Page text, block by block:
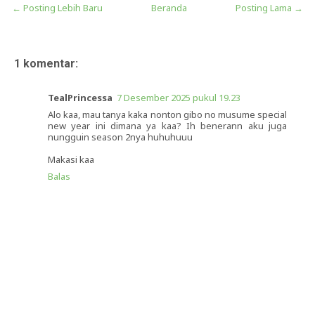
← Posting Lebih Baru Posting Lama →
Beranda
1 komentar:
TealPrincessa 7 Desember 2025 pukul 19.23
Alo kaa, mau tanya kaka nonton gibo no musume special
new year ini dimana ya kaa? Ih benerann aku juga
nungguin season 2nya huhuhuuu
Makasi kaa
Balas